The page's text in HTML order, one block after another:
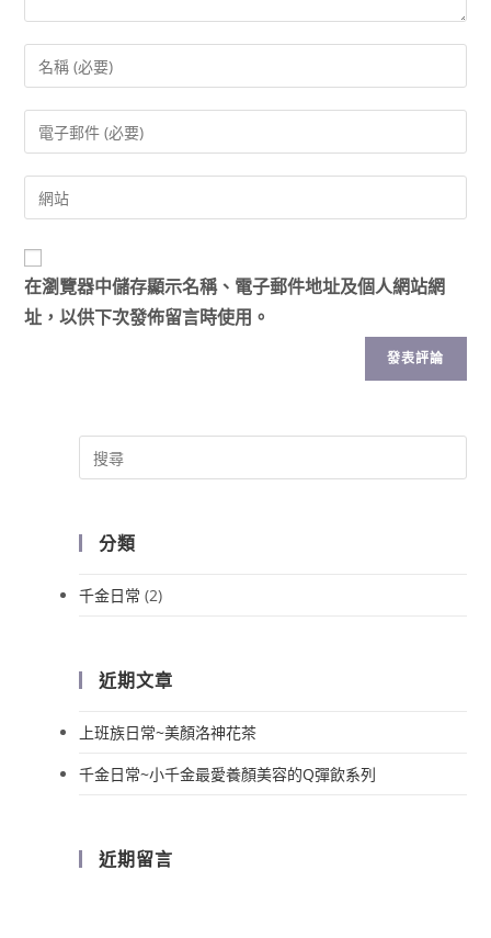
在瀏覽器中儲存顯示名稱、電子郵件地址及個人網站網
址，以供下次發佈留言時使用。
分類
千金日常 (2)
近期文章
上班族日常~美顏洛神花茶
千金日常~小千金最愛養顏美容的Q彈飲系列
近期留言